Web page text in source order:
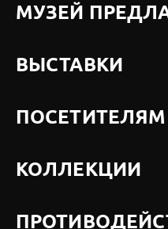
МУЗЕЙ
ВЫСТАВКИ
ПОСЕТИТЕЛЯМ
КОЛЛЕКЦИИ